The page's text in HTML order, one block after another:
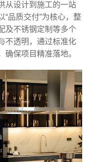
从设计到施工的一站
“品质交付”为核心，整
及不锈钢定制等多个
不透明，通过标准化
保项目精准落地。